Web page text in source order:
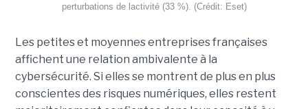
perturbations de lactivité (33 %). (Crédit: Eset)
Les petites et moyennes entreprises françaises
affichent une relation ambivalente à la
cybersécurité. Si elles se montrent de plus en plus
conscientes des risques numériques, elles restent